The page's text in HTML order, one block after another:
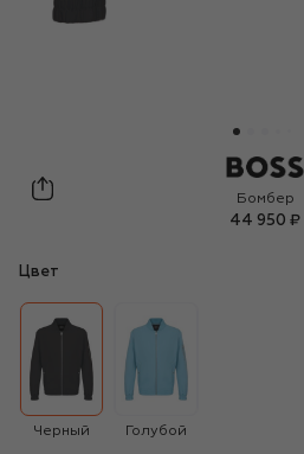
BOSS
Бомбер
44 950 ₽
Цвет
Черный Голубой